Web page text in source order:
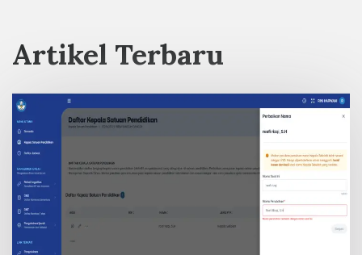
Artikel Terbaru